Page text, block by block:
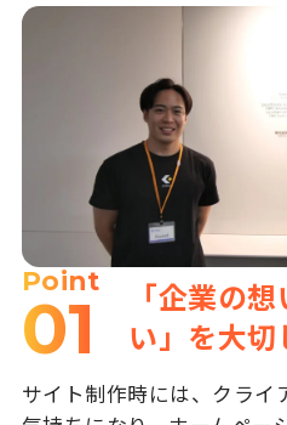
Point
01
「企業の
い」を大
サイト制作時には、クライ